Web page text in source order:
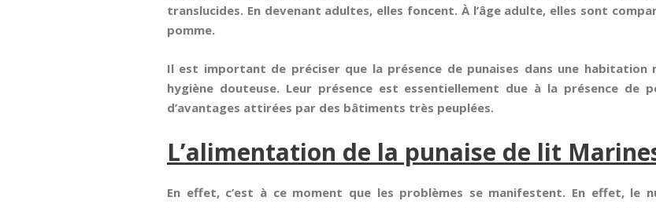
translucides. En devenant adultes, elles foncent. À l’âge adulte, elles sont
pomme.
Il est important de préciser que la présence de punaises dans une habitation
hygiène douteuse. Leur présence est essentiellement due à la présence de
d’avantages attirées par des bâtiments très peuplées.
L’alimentation de la punaise de lit
En effet, c’est à ce moment que les problèmes se manifestent. En effet, le